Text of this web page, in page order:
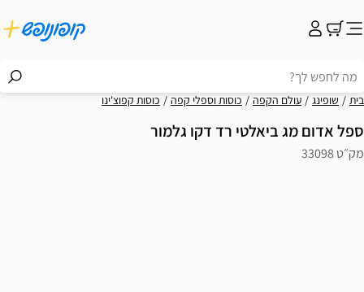
בית שופינג עולם הקפה כוסות וספלי קפה כוסות קפוצ'ינו
ספל אדום מג ביאלטי רד דקו גלמור
מק״ט 33098